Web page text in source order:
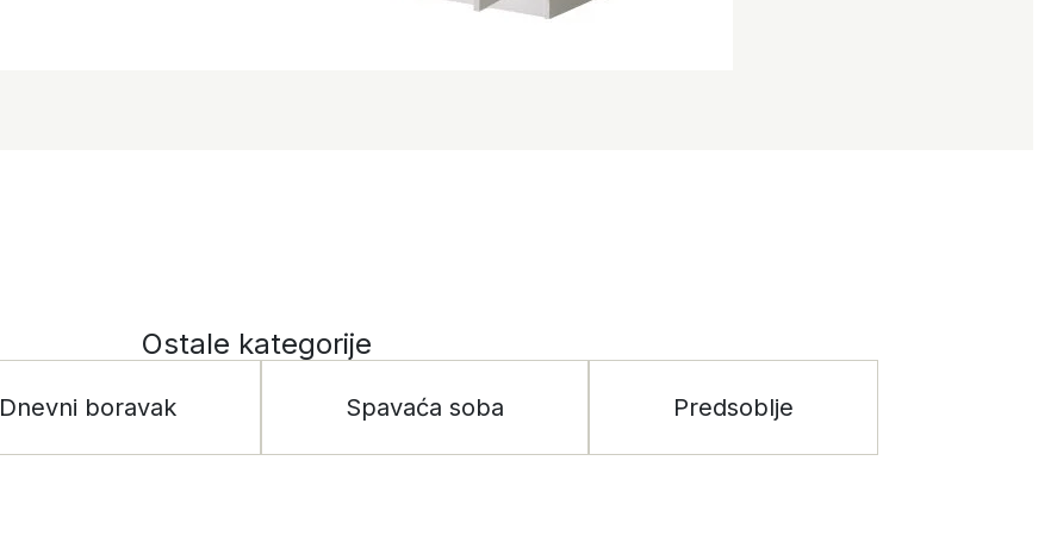
Ostale kategorije
Dnevni boravak Spavaća soba Predsoblje